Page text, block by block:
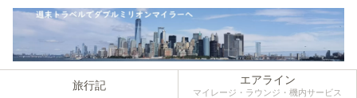
旅行記 エアライン
マイレージ・ラウンジ・機内サービス